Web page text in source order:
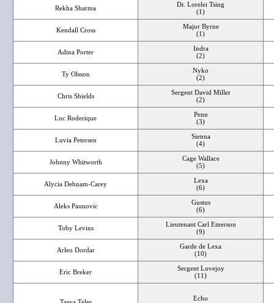
Rekha Sharma
Dr. Lorelei Tsing
(1)
Kendall Cross
Major Byrne
(1)
Adina Porter
Indra
(2)
Ty Olsson
Nyko
(2)
Chris Shields
Sergent David Miller
(2)
Luc Roderique
Penn
(3)
Luvia Petersen
Sienna
(4)
Johnny Whitworth
Cage Wallace
(5)
Alycia Debnam-Carey
Lexa
(6)
Aleks Paunovic
Gustus
(6)
Toby Levins
Lieutenant Carl Emerson
(9)
Arleo Dordar
Garde de Lexa
(10)
Eric Breker
Sergent Lovejoy
(11)
Echo